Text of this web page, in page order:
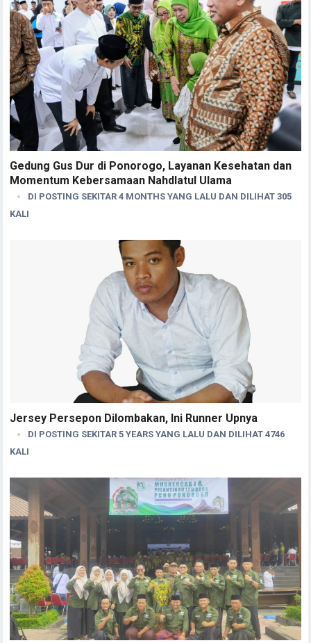
Gedung Gus Dur di Ponorogo, Layanan Kesehatan dan
Momentum Kebersamaan Nahdlatul Ulama
DI POSTING SEKITAR 4 MONTHS YANG LALU DAN DILIHAT 305
KALI
Jersey Persepon Dilombakan, Ini Runner Upnya
DI POSTING SEKITAR 5 YEARS YANG LALU DAN DILIHAT 4746
KALI